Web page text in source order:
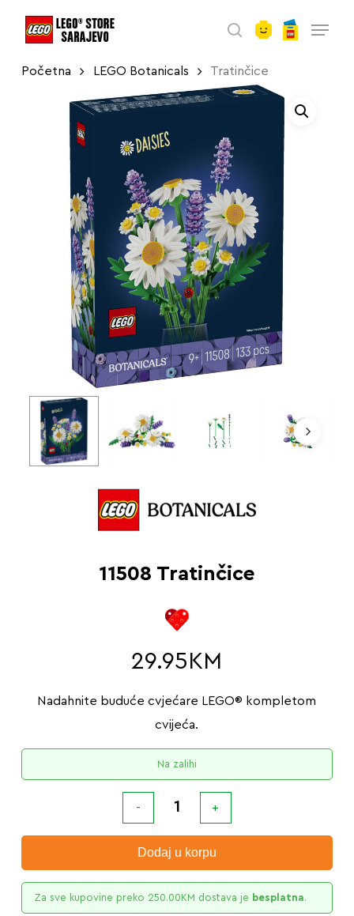
search
Početna LEGO Botanicals Tratinčice
11508 Tratinčice
29.95 KM
Nadahnite buduće cvjećare LEGO® kompletom
cvijeća.
Na zalihi
Dodaj u korpu
Za sve kupovine preko 250.00KM dostava je besplatna.